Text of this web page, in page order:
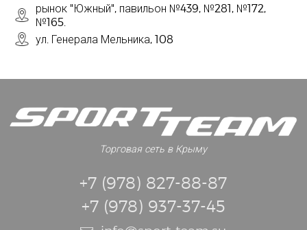
рынок "Южный", павильон №439, №281, №172,
№165.
ул. Генерала Мельника, 108
Торговая сеть в Крыму
+7 (978) 827-88-87
+7 (978) 937-37-45